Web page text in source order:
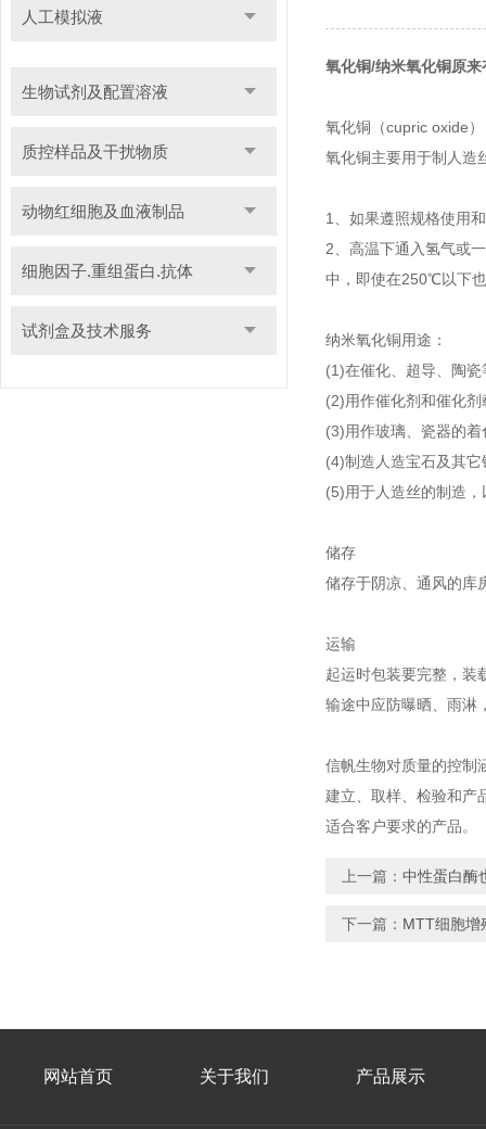
人工模拟液
生物试剂及配置溶液
质控样品及干扰物质
动物红细胞及血液制品
细胞因子.重组蛋白.抗体
试剂盒及技术服务
氧化铜/纳米氧化铜原
氧化铜（cupric oxide
氧化铜主要用于制人造
1、如果遵照规格使用
2、高温下通入氢气或
中，即使在250℃以下
纳米氧化铜用途：
(1)在催化、超导、陶
(2)用作催化剂和催化
(3)用作玻璃、瓷器的
(4)制造人造宝石及其它
(5)用于人造丝的制造
储存
储存于阴凉、通风的库
运输
起运时包装要完整，装
输途中应防曝晒、雨淋
信帆生物对质量的控制
建立、取样、检验和产
适合客户要求的产品。
上一篇： 中性蛋白酶
下一篇： MTT细胞增
网站首页 关于我们 产品展示